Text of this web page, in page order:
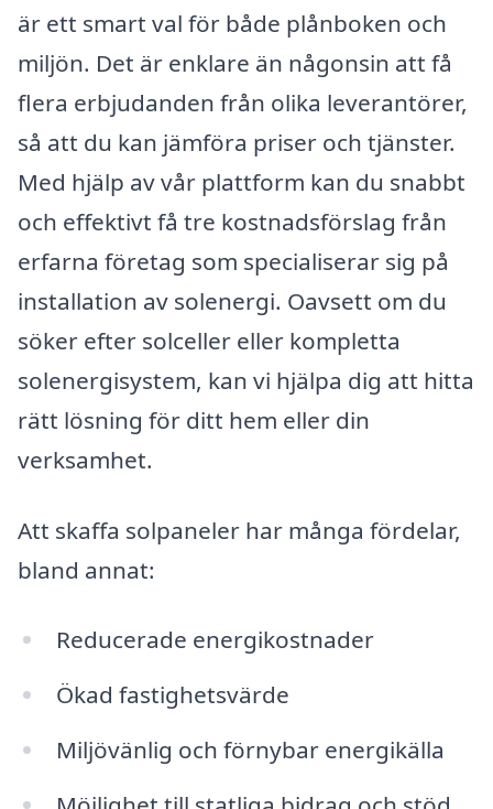
är ett smart val för både plånboken och
miljön. Det är enklare än någonsin att få
flera erbjudanden från olika leverantörer,
så att du kan jämföra priser och tjänster.
Med hjälp av vår plattform kan du snabbt
och effektivt få tre kostnadsförslag från
erfarna företag som specialiserar sig på
installation av solenergi. Oavsett om du
söker efter solceller eller kompletta
solenergisystem, kan vi hjälpa dig att hitta
rätt lösning för ditt hem eller din
verksamhet.
Att skaffa solpaneler har många fördelar,
bland annat:
Reducerade energikostnader
Ökad fastighetsvärde
Miljövänlig och förnybar energikälla